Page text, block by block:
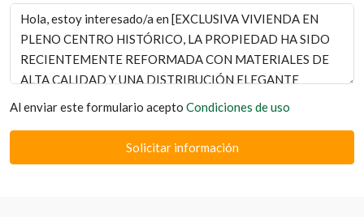
Al enviar este formulario acepto Condiciones de uso
Solicitar información